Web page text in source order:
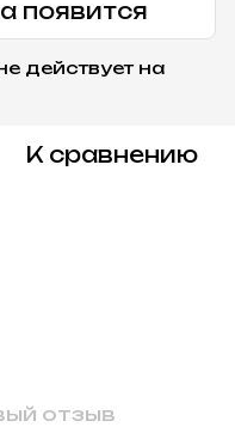
появится
действует на
К сравнению
отзыв